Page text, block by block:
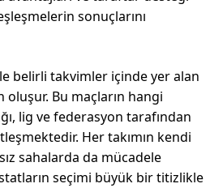
sonuçlarını
belirli takvimler içinde yer alan
Bu maçların hangi
lig ve federasyon tarafından
Her takımın kendi
sahalarda da mücadele
seçimi büyük bir titizlikle